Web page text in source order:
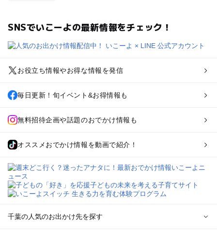
SNSでいこーよの最新情報をチェック！
お役立ち情報やお得な情報を発信
毎日更新！旬イベント&お得情報も
無料招待企画や話題のおでかけ情報も
オススメおでかけ情報を動画で紹介！
千葉の人気のお出かけ先を探す